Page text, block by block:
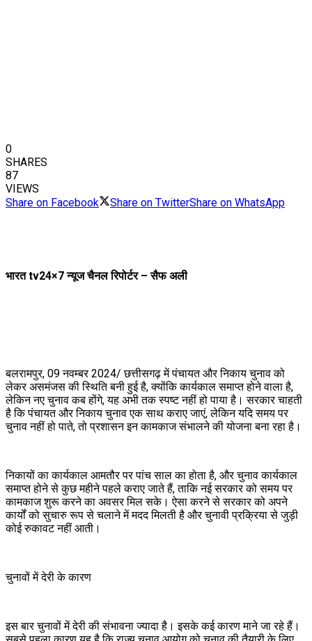
0
SHARES
87
VIEWS
Share on Facebook
Share on TwitterShare on WhatsApp
भारत tv24×7 न्यूज चैनल रिपोर्टर – सैफ अली
बलरामपुर, 09 नवम्बर 2024/ छत्तीसगढ़ में पंचायत और निकाय चुनाव को
लेकर असमंजस की स्थिति बनी हुई है, क्योंकि कार्यकाल समाप्त होने वाला है,
लेकिन नए चुनाव कब होंगे, यह अभी तक स्पष्ट नहीं हो पाया है। सरकार चाहती
है कि पंचायत और निकाय चुनाव एक साथ कराए जाएं, लेकिन यदि समय पर
चुनाव नहीं हो पाते, तो प्रशासन इन कामकाज संभालने की योजना बना रहा है।
निकायों का कार्यकाल आमतौर पर पांच साल का होता है, और चुनाव कार्यकाल
समाप्त होने से कुछ महीने पहले कराए जाते हैं, ताकि नई सरकार को समय पर
कामकाज शुरू करने का अवसर मिल सके। ऐसा करने से सरकार को अपने
कार्यों को सुचारु रूप से चलाने में मदद मिलती है और चुनावी प्रक्रिया से जुड़ी
कोई रुकावट नहीं आती।
चुनावों में देरी के कारण
इस बार चुनावों में देरी की संभावना ज्यादा है। इसके कई कारण माने जा रहे हैं।